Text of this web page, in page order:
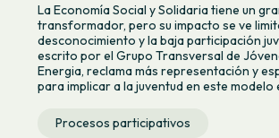
La Economía Social y Solidaria tiene un
transformador, pero su impacto se ve
desconocimiento y la baja participación
escrito por el Grupo Transversal de
Energia, reclama más representación y
para implicar a la juventud en este modelo
Procesos participativos